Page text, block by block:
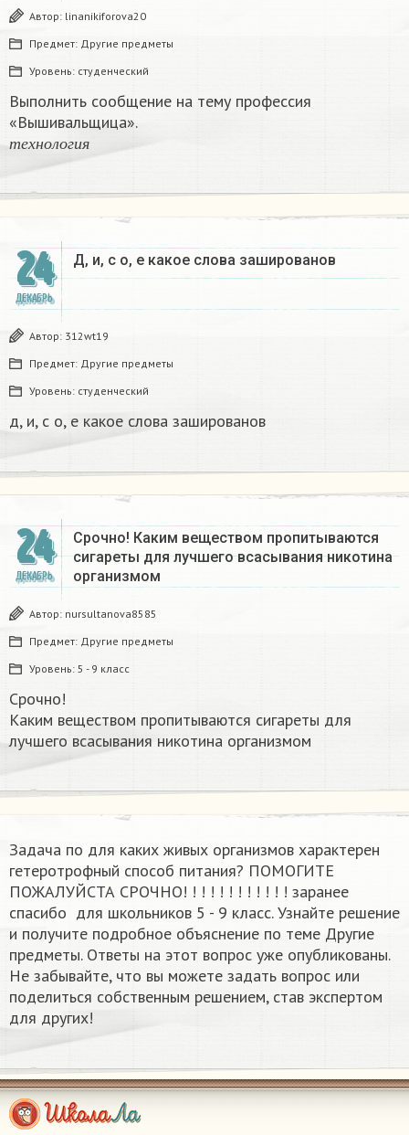
Автор: linanikiforova20
Предмет: Другие предметы
Уровень: студенческий
Выполнить сообщение на тему профессия
«Вышивальщица».
т ехн ол о г ия
технология
24
ДЕКАБРЬ
Д, и, с о, е какое слова зашированов
Автор: 312wt19
Предмет: Другие предметы
Уровень: студенческий
д, и, с о, е какое слова зашированов
24
ДЕКАБРЬ
Срочно! Каким веществом пропитываются
сигареты для лучшего всасывания никотина
организмом​
Автор: nursultanova8585
Предмет: Другие предметы
Уровень: 5 - 9 класс
Срочно!
Каким веществом пропитываются сигареты для
лучшего всасывания никотина организмом​
Задача по для каких живых организмов характерен
гетеротрофный способ питания? ПОМОГИТЕ
ПОЖАЛУЙСТА СРОЧНО! ! ! ! ! ! ! ! ! ! ! ! заранее
спасибо ​ для школьников 5 - 9 класс. Узнайте решение
и получите подробное объяснение по теме Другие
предметы. Ответы на этот вопрос уже опубликованы.
Не забывайте, что вы можете задать вопрос или
поделиться собственным решением, став экспертом
для других!